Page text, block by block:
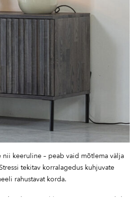
keeruline – peab vaid mõtlema välja
tekitav korralagedus kuhjuvate
rahustavat korda.
avamisel lisaruumi. Samuti sobib